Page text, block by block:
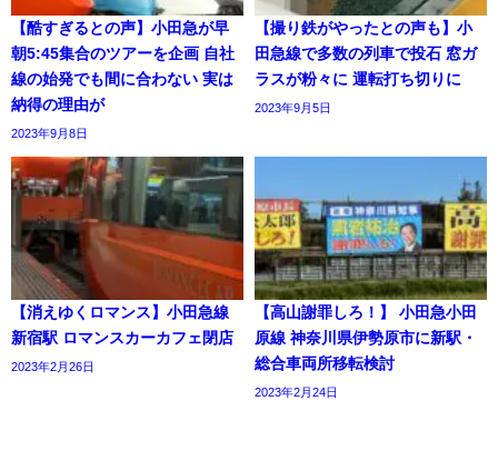
【酷すぎるとの声】小田急が早
朝5:45集合のツアーを企画 自社
線の始発でも間に合わない 実は
納得の理由が
2023年9月8日
【撮り鉄がやったとの声も】小
田急線で多数の列車で投石 窓ガ
ラスが粉々に 運転打ち切りに
2023年9月5日
【消えゆくロマンス】小田急線
新宿駅 ロマンスカーカフェ閉店
2023年2月26日
【高山謝罪しろ！】 小田急小田
原線 神奈川県伊勢原市に新駅・
総合車両所移転検討
2023年2月24日